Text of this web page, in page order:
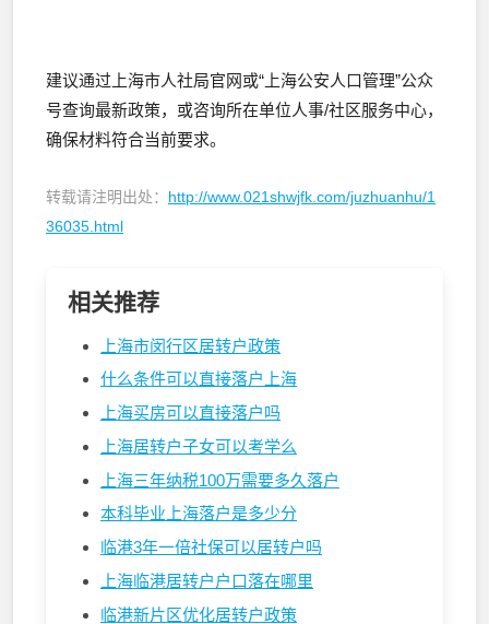
建议通过上海市人社局官网或“上海公安人口管理”公众
号查询最新政策，或咨询所在单位人事/社区服务中心，
确保材料符合当前要求。
转载请注明出处： http://www.021shwjfk.com/juzhuanhu/1
36035.html
相关推荐
上海市闵行区居转户政策
什么条件可以直接落户上海
上海买房可以直接落户吗
上海居转户子女可以考学么
上海三年纳税100万需要多久落户
本科毕业上海落户是多少分
临港3年一倍社保可以居转户吗
上海临港居转户户口落在哪里
临港新片区优化居转户政策